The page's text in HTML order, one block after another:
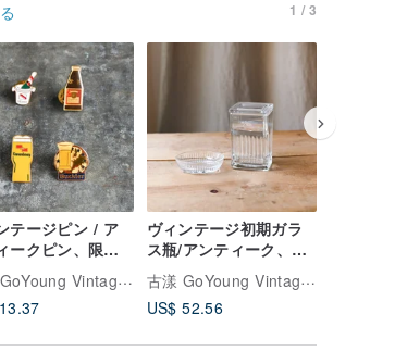
1 / 3
テージピン / ア
ークピン、限定
レムブローチ、
ィークエンブレ
古漾 GoYoung Vintage古着
ヴィンテージ初期ガラ
ス瓶/アンティーク、初
期ガラス瓶、古いガラ
ス瓶
古漾 GoYoung Vintage古着
US$ 52.56